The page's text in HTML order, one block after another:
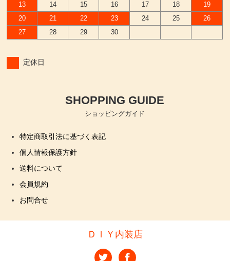
13
14 15 16 17 18
19
20
21 22 23 24 25
26
27
28 29 30
定休日
SHOPPING GUIDE
ショッピングガイド
特定商取引法に基づく表記
個人情報保護方針
送料について
会員規約
お問合せ
ＤＩＹ内装店